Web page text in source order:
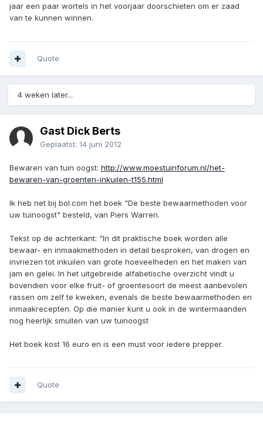
jaar een paar wortels in het voorjaar doorschieten om er zaad
van te kunnen winnen.
Quote
4 weken later...
Gast Dick Berts
Geplaatst: 14 juni 2012
Bewaren van tuin oogst: http://www.moestuinforum.nl/het-
bewaren-van-groenten-inkuilen-t155.html
Ik heb net bij bol.com het boek "De beste bewaarmethoden voor
uw tuinoogst" besteld, van Piers Warren.
Tekst op de achterkant: "In dit praktische boek worden alle
bewaar- en inmaakmethoden in detail besproken, van drogen en
invriezen tot inkuilen van grote hoeveelheden en het maken van
jam en gelei. In het uitgebreide alfabetische overzicht vindt u
bovendien voor elke fruit- of groentesoort de meest aanbevolen
rassen om zelf te kweken, evenals de beste bewaarmethoden en
inmaakrecepten. Op die manier kunt u ook in de wintermaanden
nog heerlijk smullen van uw tuinoogst
Het boek kost 16 euro en is een must voor iedere prepper.
Quote